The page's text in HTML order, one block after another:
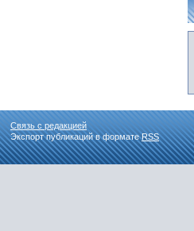
Связь с редакцией
Экспорт публикаций в форматеRSS